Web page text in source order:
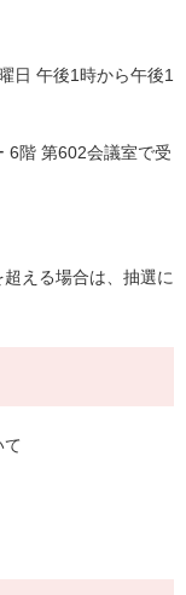
後1時から午後1
602会議室で受
える場合は、抽選に
て